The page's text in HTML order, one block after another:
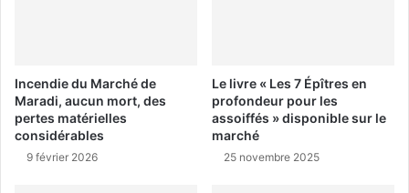
Incendie du Marché de
Maradi, aucun mort, des
pertes matérielles
considérables
9 février 2026
Le livre « Les 7 Épîtres en
profondeur pour les
assoiffés » disponible sur le
marché
25 novembre 2025